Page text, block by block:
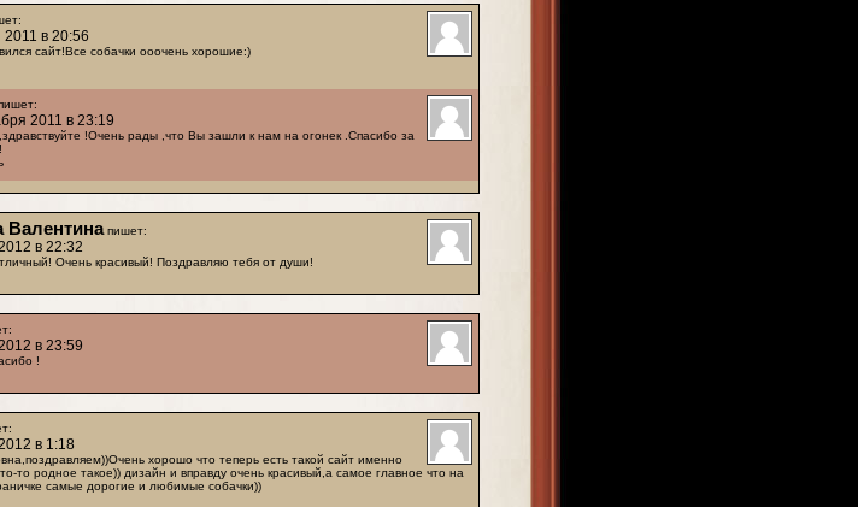
в 20:56
сайт!Все собачки ооочень хорошие:)
2011 в 23:19
!Очень рады ,что Вы зашли к нам на огонек .Спасибо за
Валентина пишет:
в 22:32
Очень красивый! Поздравляю тебя от души!
в 23:59
!
в 1:18
хорошо что теперь есть такой сайт именно
то родное такое)) дизайн и вправду очень красивый,а самое главное что на
самые дорогие и любимые собачки))